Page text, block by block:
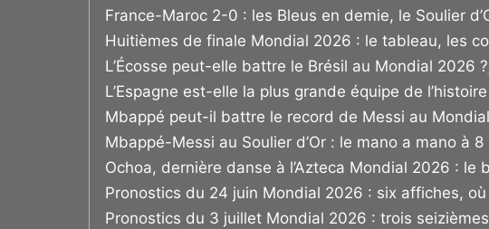
France-Maroc 2-0 : les Bleus en demie, le Soulier
Huitièmes de finale Mondial 2026 : le tableau, les
L’Écosse peut-elle battre le Brésil au Mondial 2026 ?
L’Espagne est-elle la plus grande équipe de
Mbappé peut-il battre le record de Messi au
Mbappé-Messi au Soulier d’Or : le mano a mano à
Ochoa, dernière danse à l’Azteca Mondial 2026 : le
Pronostics du 24 juin Mondial 2026 : six affiches,
Pronostics du 3 juillet Mondial 2026 : trois